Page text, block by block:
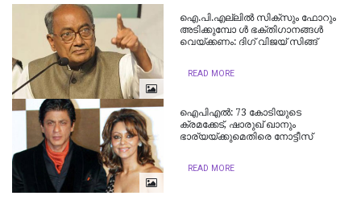
ഐ.പി.എല്ലില്‍ സിക്സും ഫോറും
അടിക്കുമ്പോ ള്‍ ഭക്തിഗാനങ്ങള്‍
വെയ്ക്കണം: ദിഗ് വിജയ് സിങ്ങ്
READ MORE
ഐപിഎല്‍: 73 കോടിയുടെ
ക്രമക്കേട്, ഷാരുഖ് ഖാനും
ഭാര്യയ്ക്കുമെതിരെ നോട്ടീസ്
READ MORE